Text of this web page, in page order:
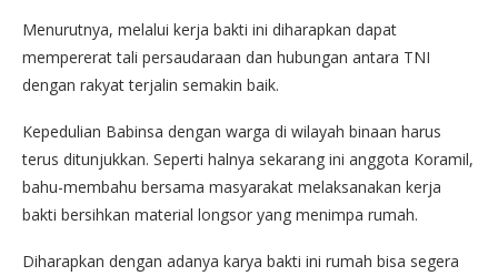
Menurutnya, melalui kerja bakti ini diharapkan dapat
mempererat tali persaudaraan dan hubungan antara TNI
dengan rakyat terjalin semakin baik.
Kepedulian Babinsa dengan warga di wilayah binaan harus
terus ditunjukkan. Seperti halnya sekarang ini anggota Koramil,
bahu-membahu bersama masyarakat melaksanakan kerja
bakti bersihkan material longsor yang menimpa rumah.
Diharapkan dengan adanya karya bakti ini rumah bisa segera